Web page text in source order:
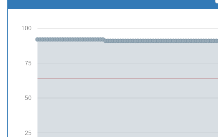
25
50
75
100